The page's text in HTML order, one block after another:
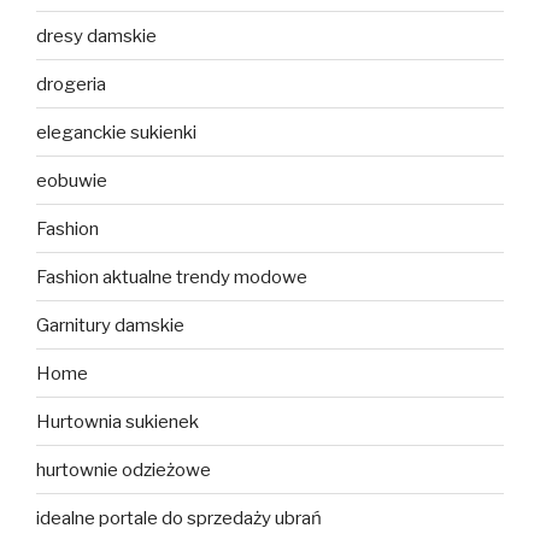
dresy damskie
drogeria
eleganckie sukienki
eobuwie
Fashion
Fashion aktualne trendy modowe
Garnitury damskie
Home
Hurtownia sukienek
hurtownie odzieżowe
idealne portale do sprzedaży ubrań